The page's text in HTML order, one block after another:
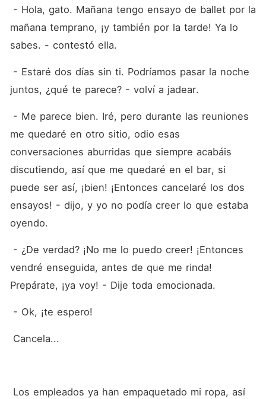
mañana temprano, ¡y también por la tarde! Ya lo
sabes. - contestó ella.
juntos, ¿qué te parece? - volví a jadear.
me quedaré en otro sitio, odio esas
conversaciones aburridas que siempre acabáis
discutiendo, así que me quedaré en el bar, si
puede ser así, ¡bien! ¡Entonces cancelaré los dos
ensayos! - dijo, y yo no podía creer lo que estaba
oyendo.
vendré enseguida, antes de que me rinda!
Prepárate, ¡ya voy! - Dije toda emocionada.
- Ok, ¡te espero!
Cancela...